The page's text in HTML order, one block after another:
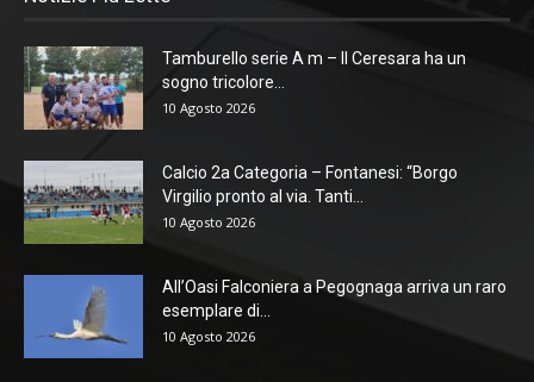
Tamburello serie A m – Il Ceresara ha un
sogno tricolore...
10 Agosto 2026
Calcio 2a Categoria – Fontanesi: “Borgo
Virgilio pronto al via. Tanti...
10 Agosto 2026
All’Oasi Falconiera a Pegognaga arriva un raro
esemplare di...
10 Agosto 2026